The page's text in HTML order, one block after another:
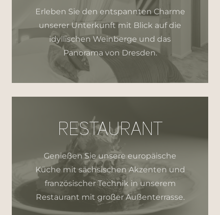
Erleben Sie den entspannten Charme
unserer Unterkunft mit Blick auf die
idyllischen Weinberge und das
Panorama von Dresden.
RESTAURANT
Genießen Sie unsere europäische
Küche mit sächsischen Akzenten und
französischer Technik in unserem
Restaurant mit großer Außenterrasse.